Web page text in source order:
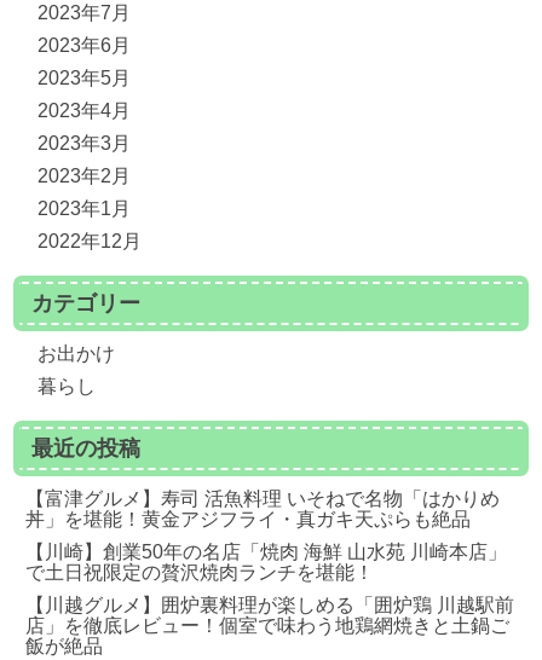
2023年7月
2023年6月
2023年5月
2023年4月
2023年3月
2023年2月
2023年1月
2022年12月
カテゴリー
お出かけ
暮らし
最近の投稿
【富津グルメ】寿司 活魚料理 いそねで名物「はかりめ
丼」を堪能！黄金アジフライ・真ガキ天ぷらも絶品
【川崎】創業50年の名店「焼肉 海鮮 山水苑 川崎本店」
で土日祝限定の贅沢焼肉ランチを堪能！
【川越グルメ】囲炉裏料理が楽しめる「囲炉鶏 川越駅前
店」を徹底レビュー！個室で味わう地鶏網焼きと土鍋ご
飯が絶品